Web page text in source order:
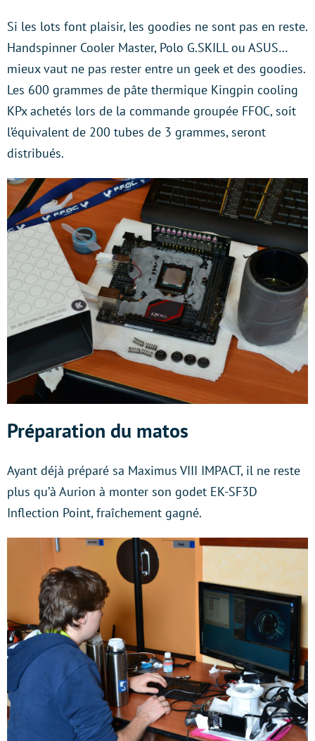
Si les lots font plaisir, les goodies ne sont pas en reste.
Handspinner Cooler Master, Polo G.SKILL ou ASUS…
mieux vaut ne pas rester entre un geek et des goodies.
Les 600 grammes de pâte thermique Kingpin cooling
KPx achetés lors de la commande groupée FFOC, soit
l’équivalent de 200 tubes de 3 grammes, seront
distribués.
Préparation du matos
Ayant déjà préparé sa Maximus VIII IMPACT, il ne reste
plus qu’à Aurion à monter son godet EK-SF3D
Inflection Point, fraîchement gagné.